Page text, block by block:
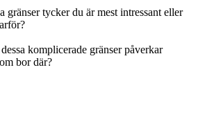
gränser tycker du är mest intressant eller
komplicerade gränser påverkar
bor där?